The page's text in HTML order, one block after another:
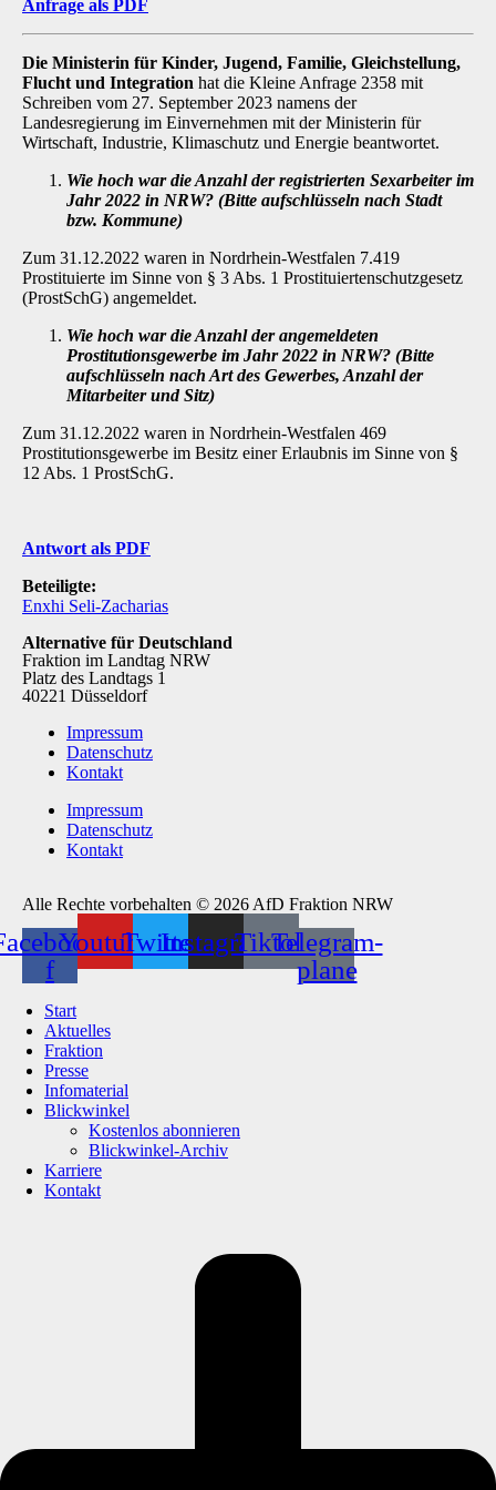
Anfrage als PDF
Die Ministerin für Kinder, Jugend, Familie, Gleichstellung,
Flucht und Integration hat die Kleine Anfrage 2358 mit
Schreiben vom 27. September 2023 namens der
Landesregierung im Einvernehmen mit der Ministerin für
Wirtschaft, Industrie, Klimaschutz und Energie beantwor­tet.
Wie hoch war die Anzahl der registrierten Sexarbeiter im
Jahr 2022 in NRW? (Bitte aufschlüsseln nach Stadt
bzw. Kommune)
Zum 31.12.2022 waren in Nordrhein-Westfalen 7.419
Prostituierte im Sinne von § 3 Abs. 1 Prostituiertenschutzgesetz
(ProstSchG) angemeldet.
Wie hoch war die Anzahl der angemeldeten
Prostitutionsgewerbe im Jahr 2022 in NRW? (Bitte
aufschlüsseln nach Art des Gewerbes, Anzahl der
Mitarbeiter und Sitz)
Zum 31.12.2022 waren in Nordrhein-Westfalen 469
Prostitutionsgewerbe im Besitz einer Er­laubnis im Sinne von §
12 Abs. 1 ProstSchG.
Antwort als PDF
Beteiligte:
Enxhi Seli-Zacharias
Alternative für Deutschland
Fraktion im Landtag NRW
Platz des Landtags 1
40221 Düsseldorf
Impressum
Datenschutz
Kontakt
Impressum
Datenschutz
Kontakt
Alle Rechte vorbehalten © 2026 AfD Fraktion NRW
f
YoutubeTwitterInstagramTiktokTelegram-
plane
Start
Aktuelles
Fraktion
Presse
Infomaterial
Blickwinkel
Kostenlos abonnieren
Blickwinkel-Archiv
Karriere
Kontakt